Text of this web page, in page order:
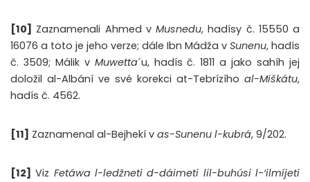
[10] Zaznamenali Ahmed v Musnedu, hadísy č. 15550 a
16076 a toto je jeho verze; dále Ibn Mádža v Sunenu, hadís
č. 3509; Málik v Muwetta´u, hadís č. 1811 a jako sahíh jej
doložil al-Albání ve své korekci at-Tebrízího al-Miškátu,
hadís č. 4562.
[11] Zaznamenal al-Bejhekí v as-Sunenu l-kubrá, 9/202.
[12] Viz Fetáwa l-ledžneti d-dáimeti lil-buhúsi l-‘ilmíjeti